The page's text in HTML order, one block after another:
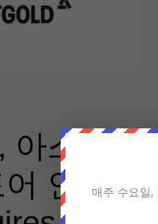
스팔
인수매주 수요일